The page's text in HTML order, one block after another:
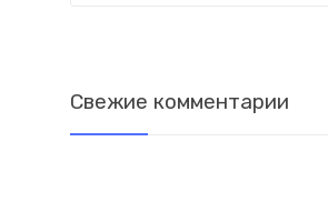
Свежие комментарии